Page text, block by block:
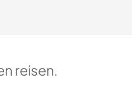
reisen.